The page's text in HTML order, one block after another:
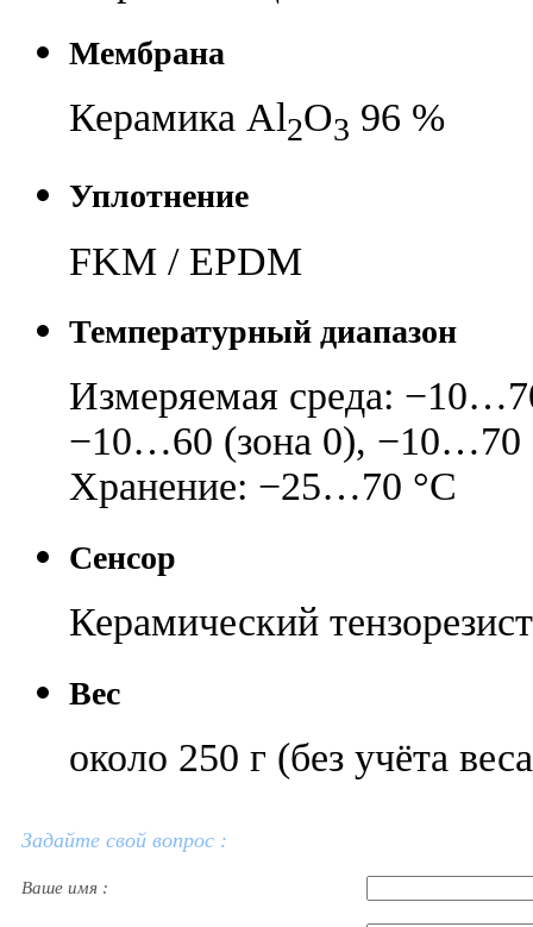
Мембрана
Керамика Al2O3 96 %
Уплотнение
FKM / EPDM
Температурный диапазон
Измеряемая среда:
−10…60 (зона 0), −10…70
Хранение: −25…70 °C
Сенсор
Керамический
Вес
около 250 г (без учёта
Задайте свой вопрос :
Ваше имя :